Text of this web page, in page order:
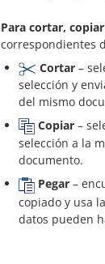
Para cortar,
correspondientes
Cortar –
selección y
del mismo
Copiar –
selección a la
documento.
Pegar –
copiado y usa
datos pueden